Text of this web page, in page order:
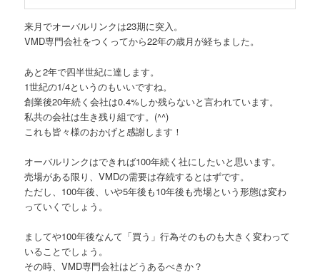
来月でオーバルリンクは23期に突入。
VMD専門会社をつくってから22年の歳月が経ちました。
あと2年で四半世紀に達します。
1世紀の1/4というのもいいですね。
創業後20年続く会社は0.4%しか残らないと言われています。
私共の会社は生き残り組です。(^^)
これも皆々様のおかげと感謝します！
オーバルリンクはできれば100年続く社にしたいと思います。
売場がある限り、VMDの需要は存続するとはずです。
ただし、100年後、いや5年後も10年後も売場という形態は変わ
っていくでしょう。
ましてや100年後なんて「買う」行為そのものも大きく変わって
いることでしょう。
その時、VMD専門会社はどうあるべきか？